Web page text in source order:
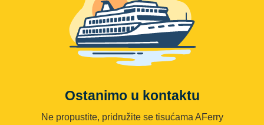
Ostanimo u kontaktu
Ne propustite, pridružite se tisućama AFerry